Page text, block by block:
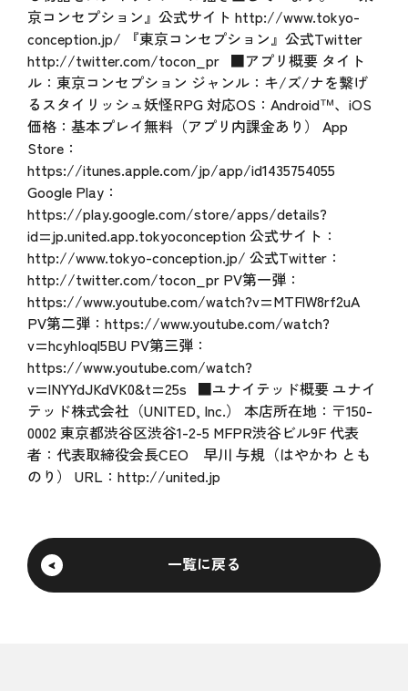
京コンセプション』公式サイト http://www.tokyo-
conception.jp/ 『東京コンセプション』公式Twitter
http://twitter.com/tocon_pr■アプリ概要 タイト
ル：東京コンセプション ジャンル：キ/ズ/ナを繋げ
るスタイリッシュ妖怪RPG 対応OS：Android™、iOS
価格：基本プレイ無料（アプリ内課金あり） App
Store：
https://itunes.apple.com/jp/app/id1435754055
Google Play：
https://play.google.com/store/apps/details?
id=jp.united.app.tokyoconception公式サイト：
http://www.tokyo-conception.jp/ 公式Twitter：
http://twitter.com/tocon_prPV第一弾：
https://www.youtube.com/watch?v=MTFlW8rf2uA
PV第二弾： https://www.youtube.com/watch?
v=hcyhIoql5BUPV第三弾：
https://www.youtube.com/watch?
v=lNYYdJKdVK0&t=25s ■ユナイテッド概要 ユナイ
テッド株式会社（UNITED, Inc.） 本店所在地：〒150-
0002 東京都渋谷区渋谷1-2-5 MFPR渋谷ビル9F 代表
者：代表取締役会長CEO 早川 与規（はやかわ とも
のり） URL： http://united.jp
一覧に戻る